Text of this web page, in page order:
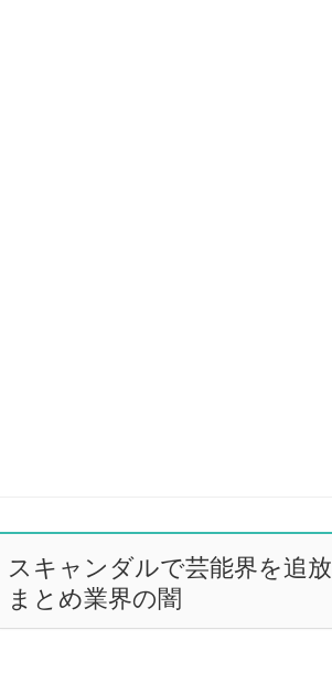
スキャンダルで芸能界を追
まとめ業界の闇